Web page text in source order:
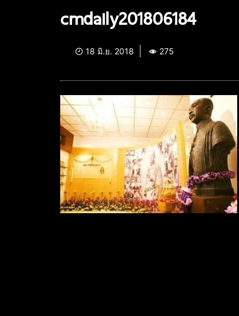
cmdaily201806184
18 มิ.ย. 2018 275